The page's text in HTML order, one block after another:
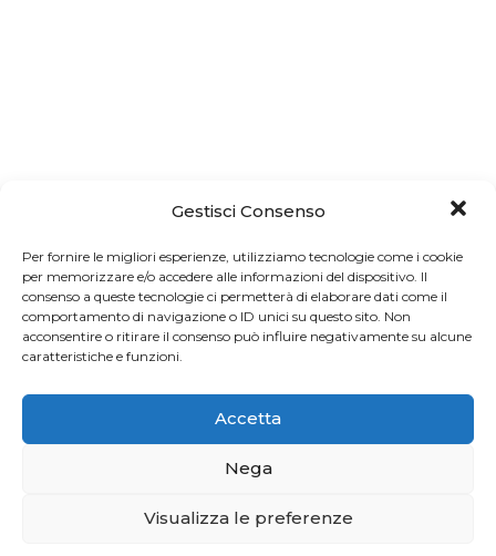
Gestisci Consenso
Per fornire le migliori esperienze, utilizziamo tecnologie come i cookie
per memorizzare e/o accedere alle informazioni del dispositivo. Il
consenso a queste tecnologie ci permetterà di elaborare dati come il
comportamento di navigazione o ID unici su questo sito. Non
acconsentire o ritirare il consenso può influire negativamente su alcune
caratteristiche e funzioni.
Accetta
Nega
Visualizza le preferenze